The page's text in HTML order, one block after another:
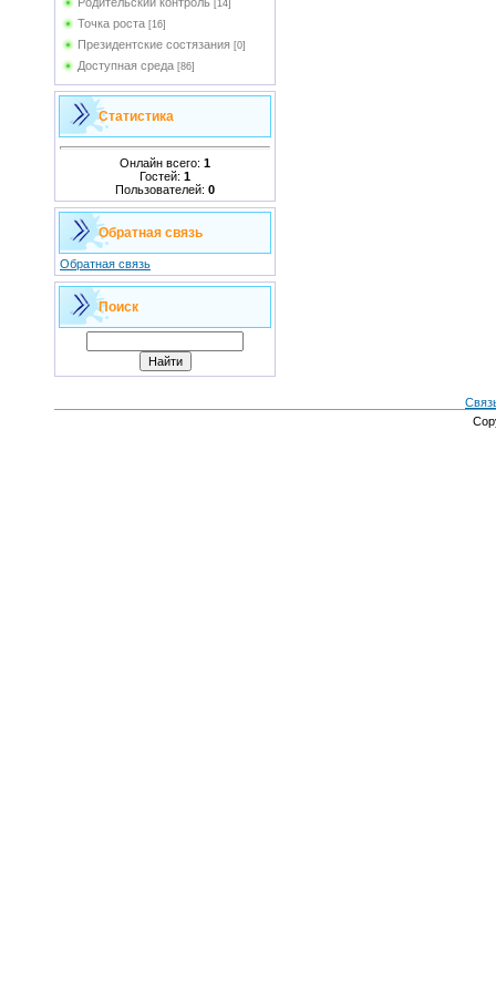
[14]
Точка роста [16]
Президентские состязания [0]
Доступная среда [86]
Статистика
Онлайн всего: 1
Гостей: 1
Пользователей: 0
Обратная связь
Обратная связь
Поиск